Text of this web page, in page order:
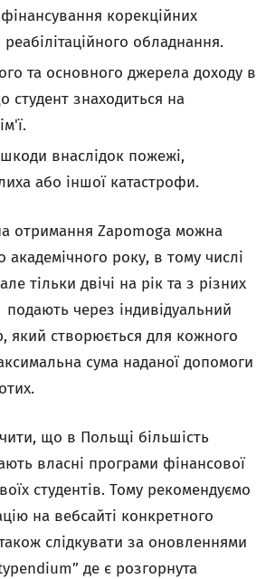
корекційних
обладнання.
та основного джерела доходу в
студент знаходиться на
внаслідок пожежі,
або іншої катастрофи.
отримання Zapomoga можна
академічного року, в тому числі
тільки двічі на рік та з різних
через індивідуальний
який створюється для кожного
сума наданої допомоги
що в Польщі більшість
власні програми фінансової
студентів. Тому рекомендуємо
на вебсайті конкретного
слідкувати за оновленнями
де є розгорнута